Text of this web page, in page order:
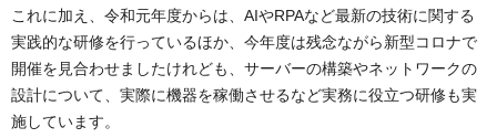
これに加え、令和元年度からは、AIやRPAなど最新の技術に関する
実践的な研修を行っているほか、今年度は残念ながら新型コロナで
開催を見合わせましたけれども、サーバーの構築やネットワークの
設計について、実際に機器を稼働させるなど実務に役立つ研修も実
施しています。